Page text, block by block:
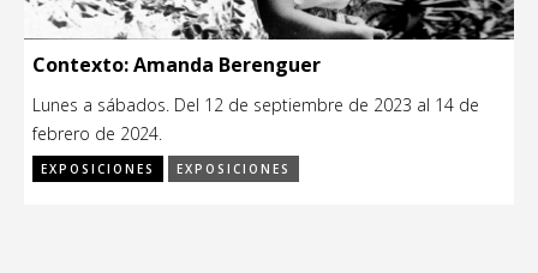
Contexto: Amanda Berenguer
Lunes a sábados. Del 12 de septiembre de 2023 al 14 de
febrero de 2024.
EXPOSICIONES EXPOSICIONES